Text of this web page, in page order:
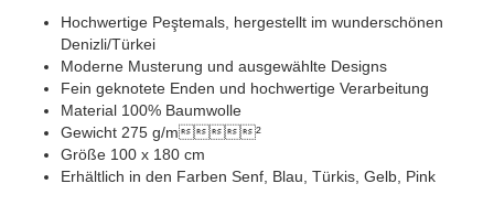
Hochwertige Peştemals, hergestellt im wunderschönen
Denizli/Türkei
Moderne Musterung und ausgewählte Designs
Fein geknotete Enden und hochwertige Verarbeitung
Material 100% Baumwolle
Gewicht 275 g/m²
Größe 100 x 180 cm
Erhältlich in den Farben Senf, Blau, Türkis, Gelb, Pink